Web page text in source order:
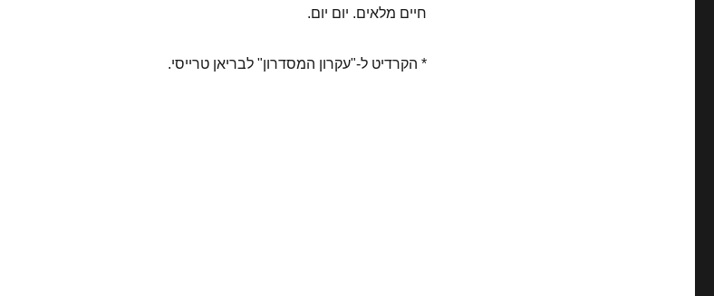
חיים מלאים. יום יום.
* הקרדיט ל-"עקרון המסדרון" לבריאן טרייסי.